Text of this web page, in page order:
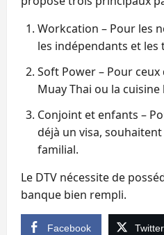
Workcation – Pour les
les indépendants et les
Soft Power – Pour
Muay Thai ou la cuisine
Conjoint et enfants –
déjà un visa,
familial.
Le DTV nécessite de
banque bien rempli.
Facebook